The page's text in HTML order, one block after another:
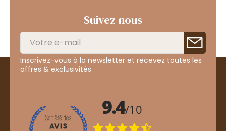
Suivez nous
Inscrivez-vous à la newsletter et recevez toutes les
offres & exclusivités